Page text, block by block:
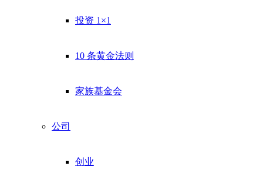
投资 1×1
10 条黄金法则
家族基金会
公司
创业